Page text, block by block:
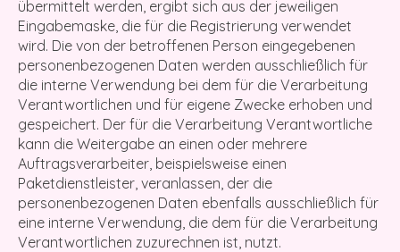
übermittelt werden, ergibt sich aus der jeweiligen
Eingabemaske, die für die Registrierung verwendet
wird. Die von der betroffenen Person eingegebenen
personenbezogenen Daten werden ausschließlich für
die interne Verwendung bei dem für die Verarbeitung
Verantwortlichen und für eigene Zwecke erhoben und
gespeichert. Der für die Verarbeitung Verantwortliche
kann die Weitergabe an einen oder mehrere
Auftragsverarbeiter, beispielsweise einen
Paketdienstleister, veranlassen, der die
personenbezogenen Daten ebenfalls ausschließlich für
eine interne Verwendung, die dem für die Verarbeitung
Verantwortlichen zuzurechnen ist, nutzt.